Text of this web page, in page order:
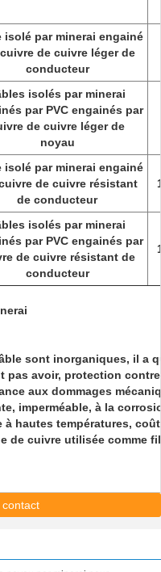
isolé par minerai engainé
de cuivre léger de
conducteur
isolés par minerai
par PVC engainés par
de cuivre léger de
noyau
isolé par minerai engainé
de cuivre résistant
de conducteur
isolés par minerai
par PVC engainés par
de cuivre résistant de
conducteur
sont inorganiques, il a
pas avoir, protection
aux dommages
imperméable, à la
hautes températures,
de cuivre utilisée comme